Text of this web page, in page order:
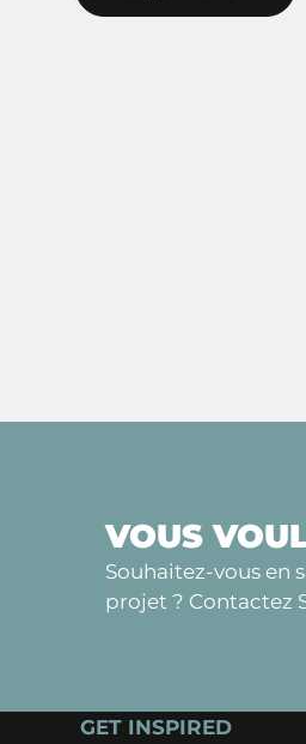
VOUS
Souhaitez-vous en
projet ? Contactez
GET INSPIRED